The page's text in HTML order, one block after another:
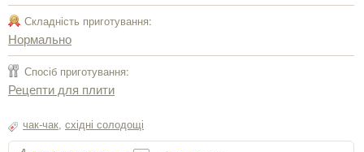
Складність приготування:
Нормально
Спосіб приготування:
Рецепти для плити
чак-чак східні солодощі